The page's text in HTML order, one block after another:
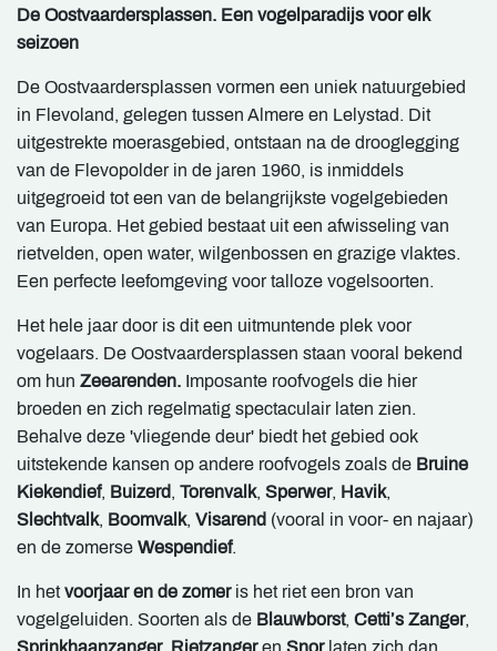
De Oostvaardersplassen. Een vogelparadijs voor elk
seizoen
De Oostvaardersplassen vormen een uniek natuurgebied
in Flevoland, gelegen tussen Almere en Lelystad. Dit
uitgestrekte moerasgebied, ontstaan na de drooglegging
van de Flevopolder in de jaren 1960, is inmiddels
uitgegroeid tot een van de belangrijkste vogelgebieden
van Europa. Het gebied bestaat uit een afwisseling van
rietvelden, open water, wilgenbossen en grazige vlaktes.
Een perfecte leefomgeving voor talloze vogelsoorten.
Het hele jaar door is dit een uitmuntende plek voor
vogelaars. De Oostvaardersplassen staan vooral bekend
om hun Zeearenden. Imposante roofvogels die hier
broeden en zich regelmatig spectaculair laten zien.
Behalve deze 'vliegende deur' biedt het gebied ook
uitstekende kansen op andere roofvogels zoals de Bruine
Kiekendief, Buizerd, Torenvalk, Sperwer, Havik,
Slechtvalk, Boomvalk, Visarend (vooral in voor- en najaar)
en de zomerse Wespendief.
In hetvoorjaar en de zomeris het riet een bron van
vogelgeluiden. Soorten als de Blauwborst, Cetti’s Zanger,